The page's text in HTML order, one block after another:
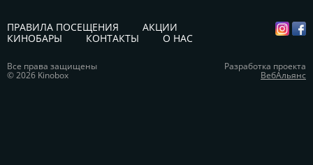
ПРАВИЛА ПОСЕЩЕНИЯ
АКЦИИ
КИНОБАРЫ
КОНТАКТЫ О НАС
Все права защищены
© 2026 Kinobox
Разработка проекта
ВебАльянс